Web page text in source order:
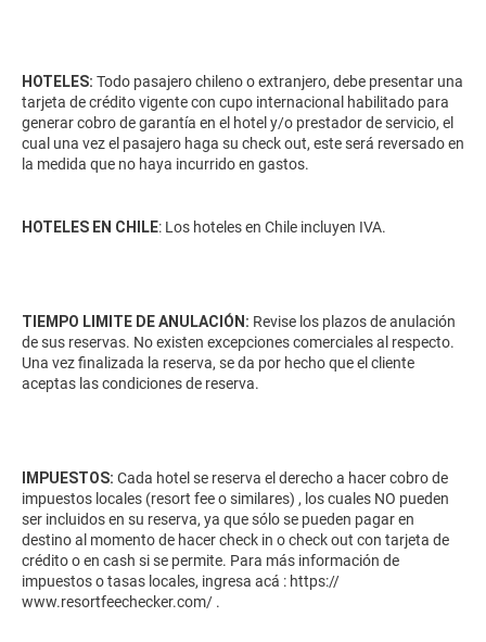
HOTELES: Todo pasajero chileno o extranjero, debe presentar una
tarjeta de crédito vigente con cupo internacional habilitado para
generar cobro de garantía en el hotel y/o prestador de servicio, el
cual una vez el pasajero haga su check out, este será reversado en
la medida que no haya incurrido en gastos.
HOTELES EN CHILE: Los hoteles en Chile incluyen IVA.
TIEMPO LIMITE DE ANULACIÓN: Revise los plazos de anulación
de sus reservas. No existen excepciones comerciales al respecto.
Una vez finalizada la reserva, se da por hecho que el cliente
aceptas las condiciones de reserva.
IMPUESTOS: Cada hotel se reserva el derecho a hacer cobro de
impuestos locales (resort fee o similares) , los cuales NO pueden
ser incluidos en su reserva, ya que sólo se pueden pagar en
destino al momento de hacer check in o check out con tarjeta de
crédito o en cash si se permite. Para más información de
impuestos o tasas locales, ingresa acá : https://
www.resortfeechecker.com/ .